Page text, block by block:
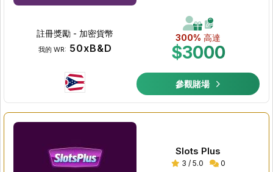
300% 高達
$3000
註冊獎勵 - 加密貨幣
我的 WR: 50xB&D
參觀賭場
Slots Plus
3 / 5.0 0